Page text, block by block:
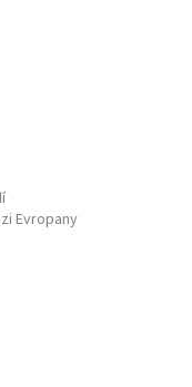
Evropany